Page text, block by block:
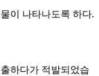
이 나타나도록 하다.
하다가 적발되었습